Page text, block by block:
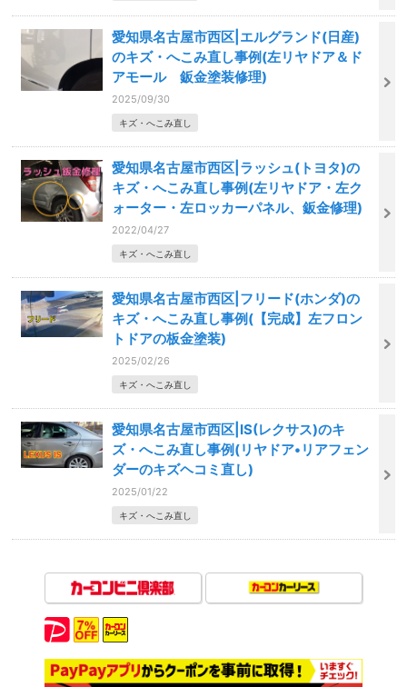
愛知県名古屋市西区|エルグランド(日産)
のキズ・へこみ直し事例(左リヤドア＆ド
アモール 鈑金塗装修理)
2025/09/30
キズ・へこみ直し
愛知県名古屋市西区|ラッシュ(トヨタ)の
キズ・へこみ直し事例(左リヤドア・左ク
ォーター・左ロッカーパネル、鈑金修理)
2022/04/27
キズ・へこみ直し
愛知県名古屋市西区|フリード(ホンダ)の
キズ・へこみ直し事例(【完成】左フロン
トドアの板金塗装)
2025/02/26
キズ・へこみ直し
愛知県名古屋市西区|IS(レクサス)のキ
ズ・へこみ直し事例(リヤドア•リアフェン
ダーのキズヘコミ直し)
2025/01/22
キズ・へこみ直し